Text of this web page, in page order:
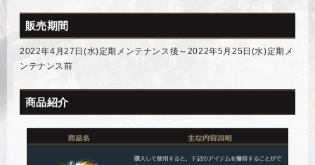
販売期間
2022年4月27日(水)定期メンテナンス後～2022年5月25日(水)定期メ
ンテナンス前
商品紹介